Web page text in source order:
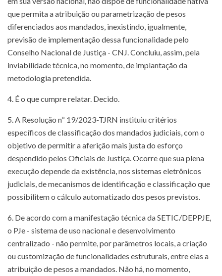
que permita a atribuição ou parametrização de pesos
diferenciados aos mandados, inexistindo, igualmente,
previsão de implementação dessa funcionalidade pelo
Conselho Nacional de Justiça - CNJ. Concluiu, assim, pela
inviabilidade técnica, no momento, de implantação da
metodologia pretendida.
4. É o que cumpre relatar. Decido.
5. A Resolução nº 19/2023-TJRN instituiu critérios
específicos de classificação dos mandados judiciais, com o
objetivo de permitir a aferição mais justa do esforço
despendido pelos Oficiais de Justiça. Ocorre que sua plena
execução depende da existência, nos sistemas eletrônicos
judiciais, de mecanismos de identificação e classificação que
possibilitem o cálculo automatizado dos pesos previstos.
6. De acordo com a manifestação técnica da SETIC/DEPPJE,
o PJe - sistema de uso nacional e desenvolvimento
centralizado - não permite, por parâmetros locais, a criação
ou customização de funcionalidades estruturais, entre elas a
atribuição de pesos a mandados. Não há, no momento,